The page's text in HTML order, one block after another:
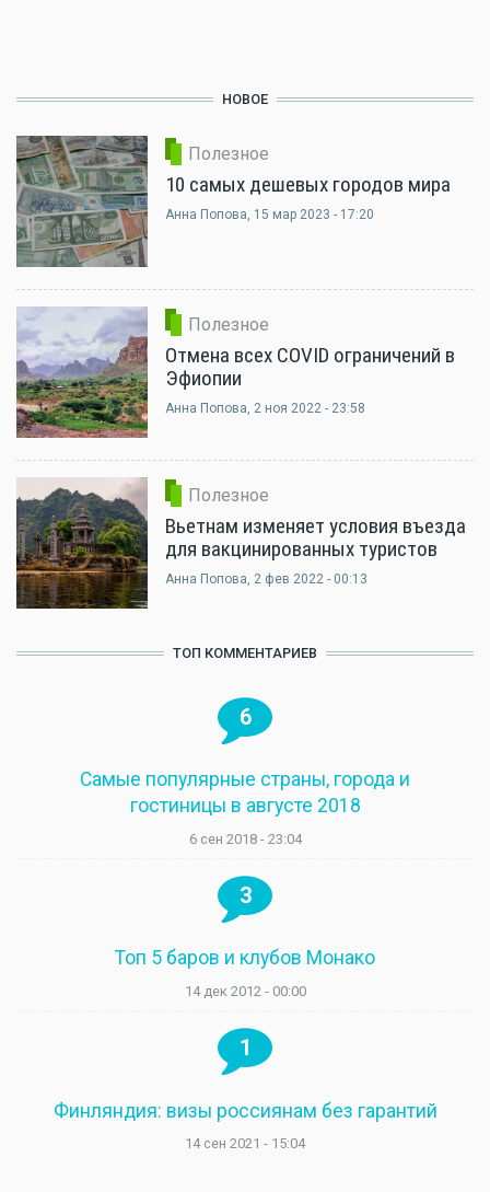
НОВОЕ
Полезное
10 самых дешевых городов мира
Анна Попова, 15 мар 2023 - 17:20
Полезное
Отмена всех COVID ограничений в
Эфиопии
Анна Попова, 2 ноя 2022 - 23:58
Полезное
Вьетнам изменяет условия въезда
для вакцинированных туристов
Анна Попова, 2 фев 2022 - 00:13
ТОП КОММЕНТАРИЕВ
6
Самые популярные страны, города и
гостиницы в августе 2018
6 сен 2018 - 23:04
3
Топ 5 баров и клубов Монако
14 дек 2012 - 00:00
1
Финляндия: визы россиянам без гарантий
14 сен 2021 - 15:04